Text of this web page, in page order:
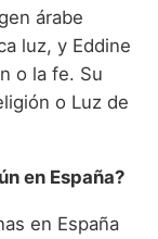
árabe
o Luz de
en España?
en España